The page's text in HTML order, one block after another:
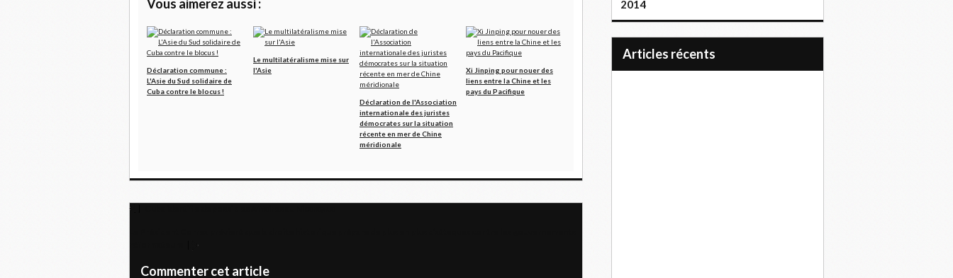
Vous aimerez aussi :
Déclaration commune :
L'Asie du Sud solidaire de
Cuba contre le blocus !
Le multilatéralisme mise sur
l'Asie
Déclaration de l'Association
internationale des juristes
démocrates sur la situation
récente en mer de Chine
méridionale
Xi Jinping pour nouer des
liens entre la Chine et les
pays du Pacifique
Commenter cet article
2014
articles récents